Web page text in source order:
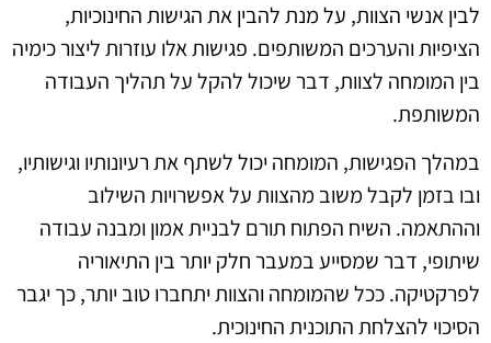
לבין אנשי הצוות, על מנת להבין את הגישות החינוכיות,
הציפיות והערכים המשותפים. פגישות אלו עוזרות ליצור כימיה
בין המומחה לצוות, דבר שיכול להקל על תהליך העבודה
המשותפת.
במהלך הפגישות, המומחה יכול לשתף את רעיונותיו וגישותיו,
ובו בזמן לקבל משוב מהצוות על אפשרויות השילוב
וההתאמה. השיח הפתוח תורם לבניית אמון ומבנה עבודה
שיתופי, דבר שמסייע במעבר חלק יותר בין התיאוריה
לפרקטיקה. ככל שהמומחה והצוות יתחברו טוב יותר, כך יגבר
הסיכוי להצלחת התוכנית החינוכית.